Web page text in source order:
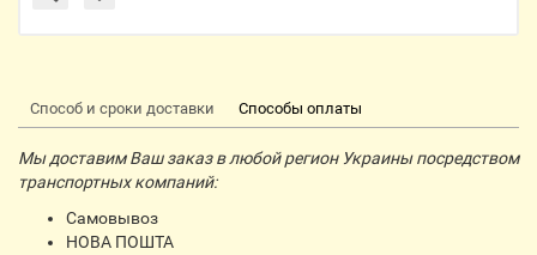
Способ и сроки доставки Способы оплаты
Мы доставим Ваш заказ в любой регион Украины посредством
транспортных компаний:
Самовывоз
НОВА ПОШТА